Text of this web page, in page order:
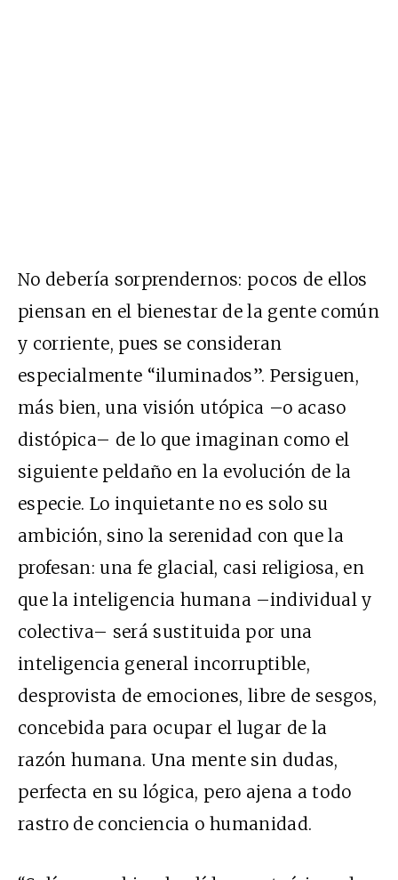
No debería sorprendernos: pocos de ellos
piensan en el bienestar de la gente común
y corriente, pues se consideran
especialmente “iluminados”. Persiguen,
más bien, una visión utópica –o acaso
distópica– de lo que imaginan como el
siguiente peldaño en la evolución de la
especie. Lo inquietante no es solo su
ambición, sino la serenidad con que la
profesan: una fe glacial, casi religiosa, en
que la inteligencia humana –individual y
colectiva– será sustituida por una
inteligencia general incorruptible,
desprovista de emociones, libre de sesgos,
concebida para ocupar el lugar de la
razón humana. Una mente sin dudas,
perfecta en su lógica, pero ajena a todo
rastro de conciencia o humanidad.